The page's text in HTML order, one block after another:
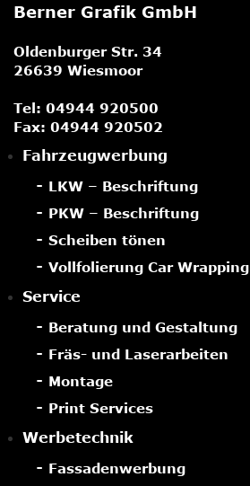
Berner Grafik GmbH
Oldenburger Str. 34
26639 Wiesmoor
Tel: 04944 920500
Fax: 04944 920502
Fahrzeugwerbung
LKW – Beschriftung
PKW – Beschriftung
Scheiben tönen
Vollfolierung Car Wrapping
Service
Beratung und Gestaltung
Fräs- und Laserarbeiten
Montage
Print Services
Werbetechnik
Fassadenwerbung